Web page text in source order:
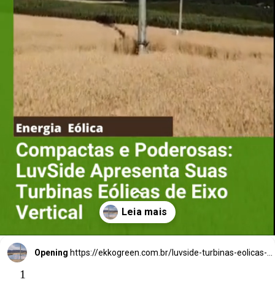
Com
pactas e
Poderosas:
LuvSide
Apresenta Suas
Turbinas Eólicas
Opening https://ekkogreen.com.br/luvside-turbinas-eolicas-verticais/?utm_source=google&utm_medium=web-stories&utm_campaign=energia-eolica
1